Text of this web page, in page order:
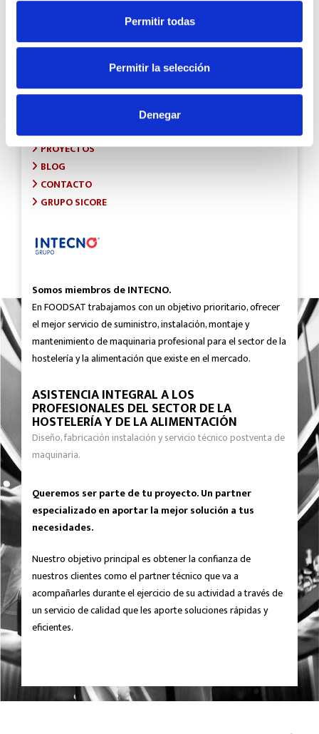
Permitir todas
Permitir la selección
Denegar
Soluciones en equipamiento
de Hostelería y frío industrial.
INICIO
PROYECTOS
BLOG
CONTACTO
GRUPO SICORE
Somos miembros de INTECNO.
En FOODSAT trabajamos con un objetivo prioritario, ofrecer
el mejor servicio de suministro, instalación, montaje y
mantenimiento de maquinaria profesional para el sector de la
hostelería y la alimentación que existe en el mercado.
ASISTENCIA INTEGRAL A LOS
PROFESIONALES DEL SECTOR DE LA
HOSTELERÍA Y DE LA ALIMENTACIÓN
Diseño, fabricación instalación y servicio técnico postventa de
maquinaria.
Queremos ser parte de tu proyecto. Un partner
especializado en aportar la mejor solución a tus
necesidades.
Nuestro objetivo principal es obtener la confianza de
nuestros clientes como el partner técnico que va a
acompañarles durante el ejercicio de su actividad a través de
un servicio de calidad que les aporte soluciones rápidas y
eficientes.